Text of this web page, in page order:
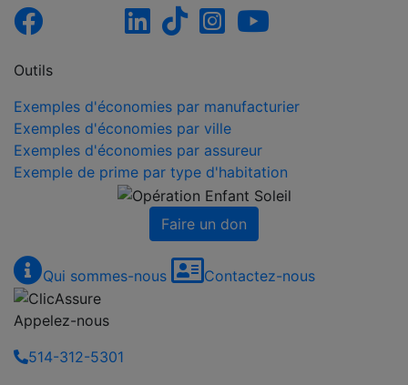
Outils
Exemples d'économies par manufacturier
Exemples d'économies par ville
Exemples d'économies par assureur
Exemple de prime par type d'habitation
Faire un don
Qui sommes-nous Contactez-nous
Appelez-nous
514-312-5301